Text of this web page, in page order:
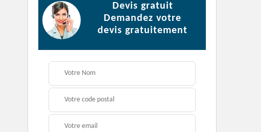
Devis gratuit
Demandez votre
devis gratuitement